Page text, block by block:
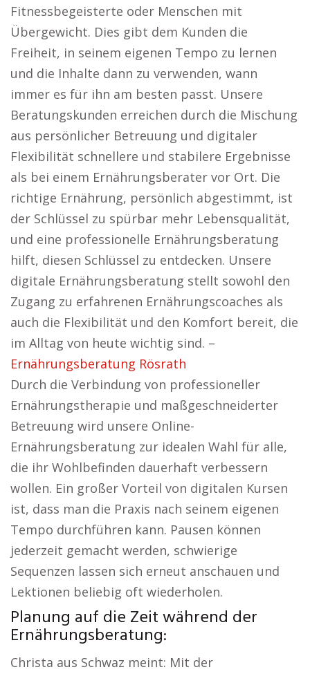
Fitnessbegeisterte oder Menschen mit
Übergewicht. Dies gibt dem Kunden die
Freiheit, in seinem eigenen Tempo zu lernen
und die Inhalte dann zu verwenden, wann
immer es für ihn am besten passt. Unsere
Beratungskunden erreichen durch die Mischung
aus persönlicher Betreuung und digitaler
Flexibilität schnellere und stabilere Ergebnisse
als bei einem Ernährungsberater vor Ort. Die
richtige Ernährung, persönlich abgestimmt, ist
der Schlüssel zu spürbar mehr Lebensqualität,
und eine professionelle Ernährungsberatung
hilft, diesen Schlüssel zu entdecken. Unsere
digitale Ernährungsberatung stellt sowohl den
Zugang zu erfahrenen Ernährungscoaches als
auch die Flexibilität und den Komfort bereit, die
im Alltag von heute wichtig sind. –
Ernährungsberatung Rösrath
Durch die Verbindung von professioneller
Ernährungstherapie und maßgeschneiderter
Betreuung wird unsere Online-
Ernährungsberatung zur idealen Wahl für alle,
die ihr Wohlbefinden dauerhaft verbessern
wollen. Ein großer Vorteil von digitalen Kursen
ist, dass man die Praxis nach seinem eigenen
Tempo durchführen kann. Pausen können
jederzeit gemacht werden, schwierige
Sequenzen lassen sich erneut anschauen und
Lektionen beliebig oft wiederholen.
Planung auf die Zeit während der
Ernährungsberatung:
Christa aus Schwaz meint: Mit der